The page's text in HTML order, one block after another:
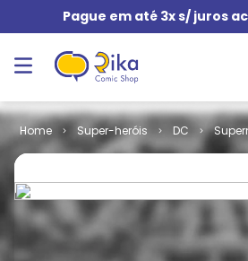
Pague em até 3x s/ juros
Super-heróis DC